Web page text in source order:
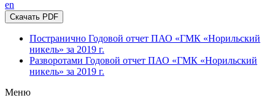
en
Скачать PDF
Постранично Годовой отчет ПАО «ГМК «Норильский
никель» за 2019 г.
Разворотами Годовой отчет ПАО «ГМК «Норильский
никель» за 2019 г.
Меню